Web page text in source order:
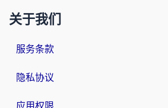
关于我们
服务条款
隐私协议